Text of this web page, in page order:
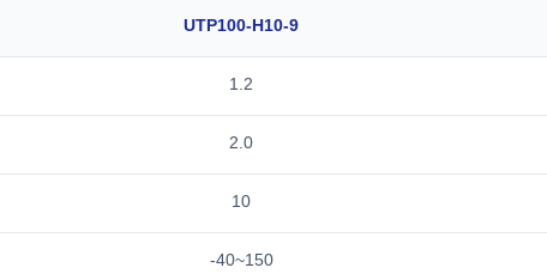
UTP100-H10-9
1.2
2.0
10
-40~150